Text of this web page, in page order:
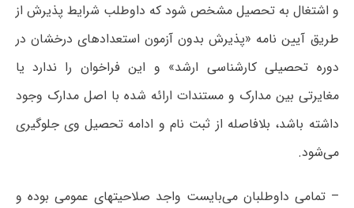
و اشتغال به تحصیل مشخص شود که داوطلب شرایط پذیرش از
طریق آیین نامه «پذیرش بدون آزمون استعدادهای درخشان در
دوره تحصیلی کارشناسی ارشد» و این فراخوان را ندارد یا
مغایرتی بین مدارک و مستندات ارائه شده با اصل مدارک وجود
داشته باشد، بلافاصله از ثبت نام و ادامه تحصیل وی جلوگیری
می‌شود.
– تمامی داوطلبان می‌بایست واجد صلاحیتهای عمومی بوده و